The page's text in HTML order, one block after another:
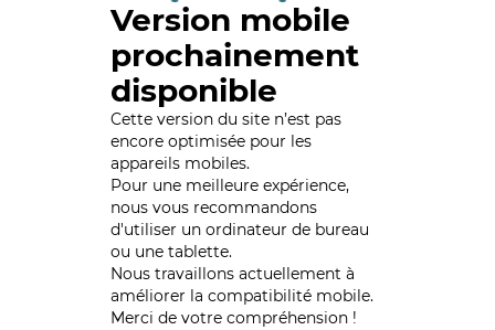
Version mobile
prochainement
disponible
Cette version du site n’est pas
encore optimisée pour les
appareils mobiles.
Pour une meilleure expérience,
nous vous recommandons
d'utiliser un ordinateur de bureau
ou une tablette.
Nous travaillons actuellement à
améliorer la compatibilité mobile.
Merci de votre compréhension !